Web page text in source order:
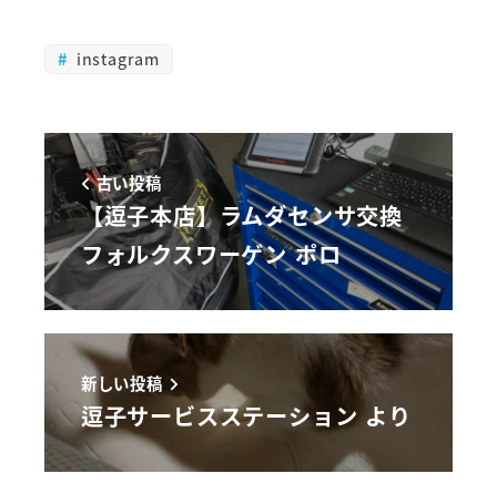
instagram
古い投稿
【逗子本店】ラムダセンサ交換
フォルクスワーゲン ポロ
新しい投稿
逗子サービスステーション より